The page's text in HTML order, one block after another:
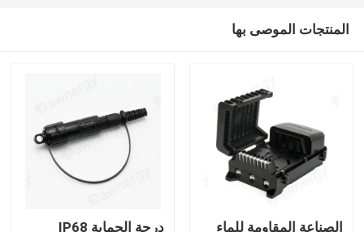
المنتجات الموصى بها
الصناعة المقاومة للماء
درجة الحماية IP68